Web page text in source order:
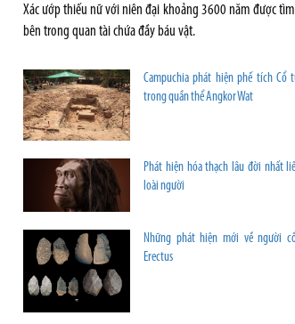
Xác ướp thiếu nữ với niên đại khoảng 3600 năm được
bên trong quan tài chứa đầy báu vật.
Campuchia phát hiện phế tích Cổ
trong quần thể Angkor Wat
Phát hiện hóa thạch lâu đời nhất
loài người
Những phát hiện mới về người
Erectus